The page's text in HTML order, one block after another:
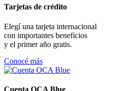
Tarjetas de crédito
Elegí una tarjeta internacional
con importantes beneficios
y el primer año gratis.
Conocé más
Cuenta OCA Blue